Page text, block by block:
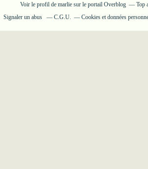
Voir le profil de marlie sur le portail Overblog Top
Signaler un abus
C.G.U. Cookies et données